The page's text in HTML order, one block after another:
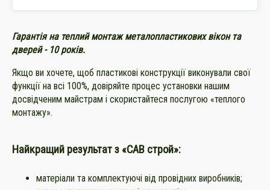
Гарантія на теплий монтаж металопластикових вікон та
дверей - 10 років.
Якщо ви хочете, щоб пластикові конструкції виконували свої
функції на всі 100%, довіряйте процес установки нашим
досвідченим майстрам і скористайтеся послугою «теплого
монтажу».
Найкращий результат з «САВ строй»:
матеріали та комплектуючі від провідних виробників;